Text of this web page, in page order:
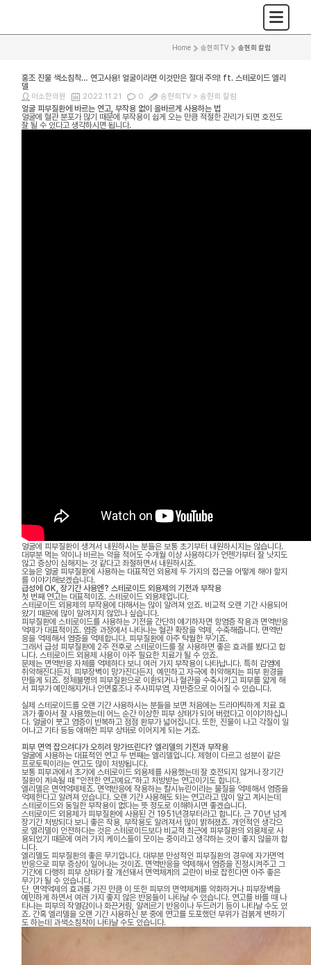
Home > 송현희TV > 송현희 칼럼
홍조 진물 색소침착… 연고사용! 얼굴이라면 이것만은 절대 주의! ft. 스테로이드 엘리
델
이소한의원 2022.11.21 0 송현희TV >송현희 칼럼
얼굴 피부질환에 바르는 연고, 부작용 없이 올바르게 사용하는 법
얼굴에 혈관 분포가 많기 때문에 부작용이 쉽게 오는 만큼 적절한 관리가 되면 호전도
잘 될 수 있다고 생각하시면 됩니다.
얼굴에 피부질환이 생겨서 내원하시는 분들은 보통 초기부터 내원하시지는 않습니다.
대부분 먹는 약이나 바르는 약을 적어도 수개월 이상 사용하다가 언젠가부터 잘 낫지도
않고 증상이 심해지는 것 같다고 좌절하면서 내원하시죠.
오늘은 얼굴 피부질환에 사용하는 대표적인 외용제 두 가지의 접근을 어떻게 해야 할지
를 이야기해보겠습니다.
급성에 OK, 장기간 사용엔? 스테로이드 외용제의 기전과 부작용
첫 번째 연고는 대표적이죠. 스테로이드 외용제입니다.
스테로이드 외용제의 부작용에 대해서는 많이 알려져 있죠. 비교적 오랜 기간 사용되어
왔기 때문에 많이 알려지지 않았나 싶습니다.
피부질환에 스테로이드를 사용하는 기전을 간단히 얘기하자면 항염증 작용과 면역반응
억제가 대표적이죠. 염증 과정에서 나타나는 혈관 확장을 억제, 수축해줍니다. 면역반
응을 억제해서 염증을 억제합니다. 피부질환에 아주 탁월한 무기죠.
그래서 급성 피부질환에 2주 전후로 스테로이드를 잘 사용하면 좋은 효과를 봤다고 합
니다. 스테로이드 외용제 사용이 아주 필요한 치료가 될 수 있죠.
문제는 면역반응 자체를 억제하다 보니 여러 가지 부작용이 나타납니다. 특히 감염에
취약해진다든지, 피부장벽이 망가진다든지, 예민하고 자극에 취약해지는 피부 환경을
만들게 되죠. 정체불명의 피부질환으로 이환되거나 혈관을 수축시키고 피부를 얇게 해
서 피부가 예민해지거나 안면홍조나 주사피부염, 자반증으로 이어질 수 있습니다.
실제 스테로이드를 오랜 기간 사용하시는 분들을 보면 처음에는 드라마틱하게 치료 효
과가 좋아서 잘 사용했는데 어느 순간 이상한 피부 상태가 되어 버렸다고 이야기하십니
다. 얼굴이 붓고 염증이 반복하고 점점 환부가 넓어집니다. 또한, 진물이 나고 각질이 일
어나고 기타 등등 애매한 피부 상태로 이어지게 되는 거죠.
피부 면역 잡으려다가 오히려 망가뜨린다? 엘리델의 기전과 부작용
얼굴에 사용하는 대표적인 연고 두 번째는 엘리델입니다. 제형이 다르고 성분이 같은
프로토픽이라는 연고도 많이 처방됩니다.
보통 피부과에서 초기에 스테로이드 외용제를 사용했는데 잘 호전되지 않거나 장기간
질환이 계속될 때 “안전한 연고예요.”하고 처방받는 연고이기도 합니다.
엘리델은 면역억제제죠. 면역반응에 작용하는 칼시뉴린이라는 물질을 억제해서 염증을
억제한다고 알려져 있습니다. 오랜 기간 사용해도 되는 연고라고 많이 알고 계시는데
스테로이드와 동일한 부작용이 없다는 뜻 정도로 이해하시면 좋겠습니다.
스테로이드 외용제가 피부질환에 사용된 건 1951년경부터라고 합니다. 근 70년 넘게
장기간 처방되다 보니 좋은 작용, 부작용도 알려져서 많이 밝혀졌죠. 개인적인 생각으
로 엘리델이 안전하다는 것은 스테로이드보다 비교적 최근에 피부질환의 외용제로 사
용되었기 때문에 여러 가지 케이스들이 모이는 중이라고 생각하는 것이 좋지 않을까 합
니다.
엘리델도 피부질환의 좋은 무기입니다. 대부분 만성적인 피부질환의 경우에 자가면역
반응으로 피부 증상이 일어나는 것이죠. 면역반응을 억제해서 염증을 진정시켜주고 그
기간에 다행히 피부 상태가 잘 개선돼서 면역체계의 교란이 바로 잡힌다면 아주 좋은
무기가 될 수 있습니다.
단, 면역억제의 효과를 가진 만큼 이 또한 피부의 면역체계를 약화하거나 피부장벽을
예민하게 하면서 여러 가지 좋지 않은 반응들이 나타날 수 있습니다. 연고를 바를 때 나
타나는 피부의 작열감이나 화끈거림, 알레르기 반응이나 두드러기 등이 나타날 수도 있
죠. 간혹 엘리델을 오랜 기간 사용하신 분 중에 연고를 도포했던 부위가 검붉게 변하기
도 하는데 과색소침착이 나타날 수도 있습니다.